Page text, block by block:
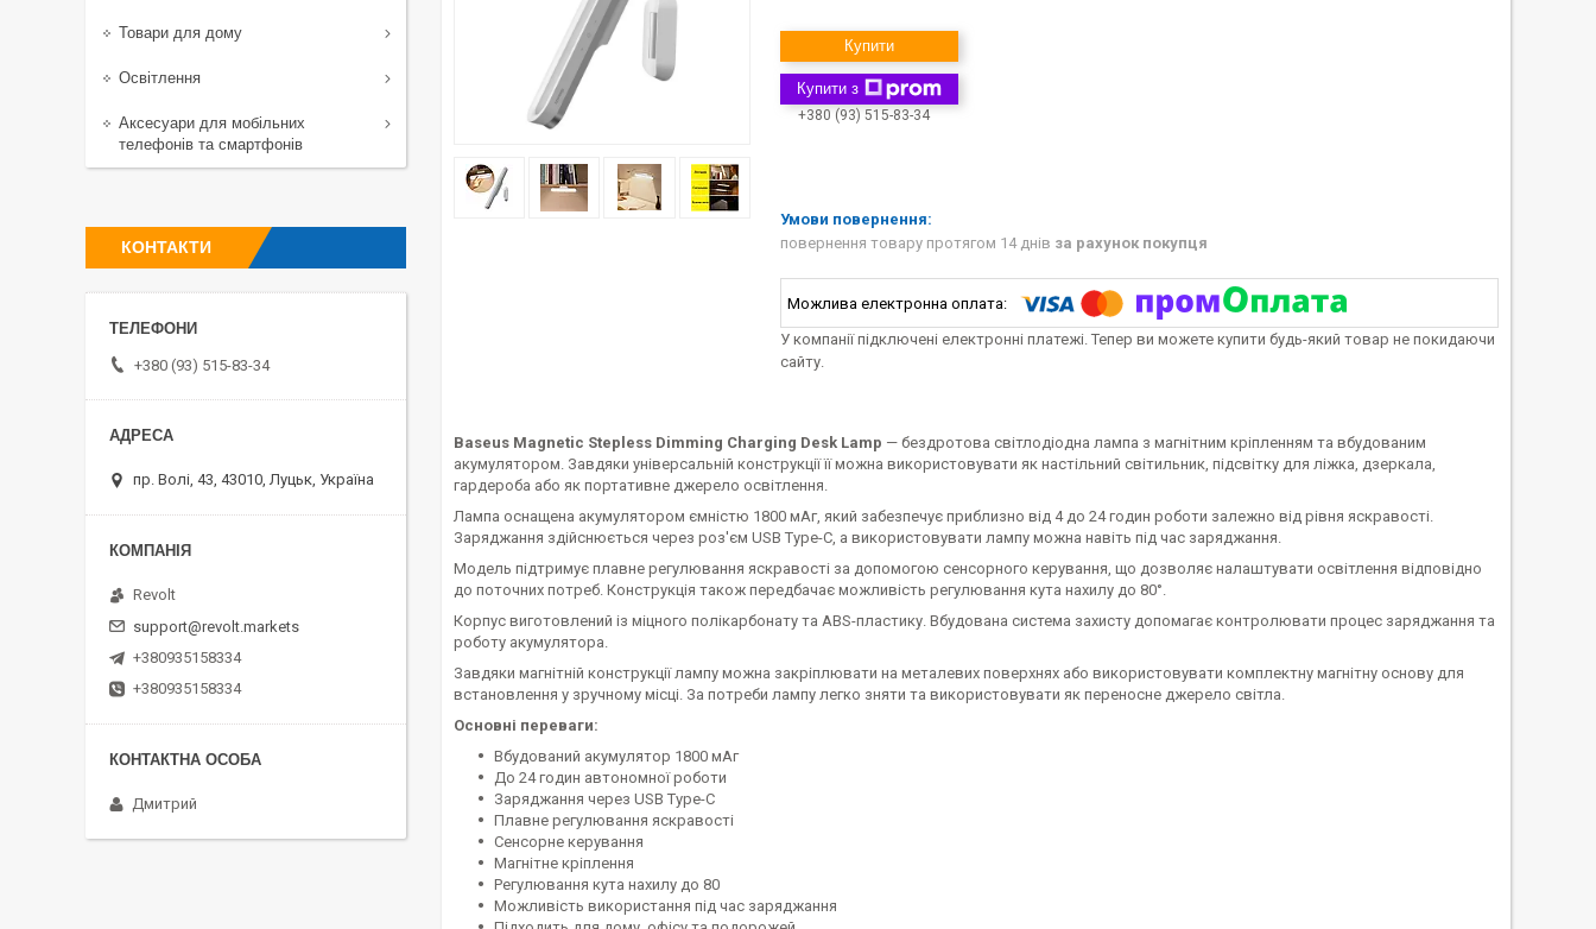
Купити
Купити з
+380 (93) 515-83-34
повернення товару протягом 14 днів за рахунок покупця
У компанії підключені електронні платежі. Тепер ви можете купити будь-який товар не покидаючи
сайту.
Baseus Magnetic Stepless Dimming Charging Desk Lamp — бездротова світлодіодна лампа з магнітним кріпленням та вбудованим
акумулятором. Завдяки універсальній конструкції її можна використовувати як настільний світильник, підсвітку для ліжка, дзеркала,
гардероба або як портативне джерело освітлення.
Лампа оснащена акумулятором ємністю 1800 мАг, який забезпечує приблизно від 4 до 24 годин роботи залежно від рівня яскравості.
Заряджання здійснюється через роз'єм USB Type-C, а використовувати лампу можна навіть під час заряджання.
Модель підтримує плавне регулювання яскравості за допомогою сенсорного керування, що дозволяє налаштувати освітлення відповідно
до поточних потреб. Конструкція також передбачає можливість регулювання кута нахилу до 80°.
Корпус виготовлений із міцного полікарбонату та ABS-пластику. Вбудована система захисту допомагає контролювати процес заряджання та
роботу акумулятора.
Завдяки магнітній конструкції лампу можна закріплювати на металевих поверхнях або використовувати комплектну магнітну основу для
встановлення у зручному місці. За потреби лампу легко зняти та використовувати як переносне джерело світла.
Основні переваги:
Вбудований акумулятор 1800 мАг
До 24 годин автономної роботи
Заряджання через USB Type-C
Плавне регулювання яскравості
Сенсорне керування
Магнітне кріплення
Регулювання кута нахилу до 80
Можливість використання під час заряджання
Товари для дому
Освітлення
Аксесуари для мобільних
телефонів та смартфонів
КОНТАКТИ
+380 (93) 515-83-34
пр. Волі, 43, 43010, Луцьк, Україна
Revolt
support@revolt.markets
+380935158334
+380935158334
Дмитрий